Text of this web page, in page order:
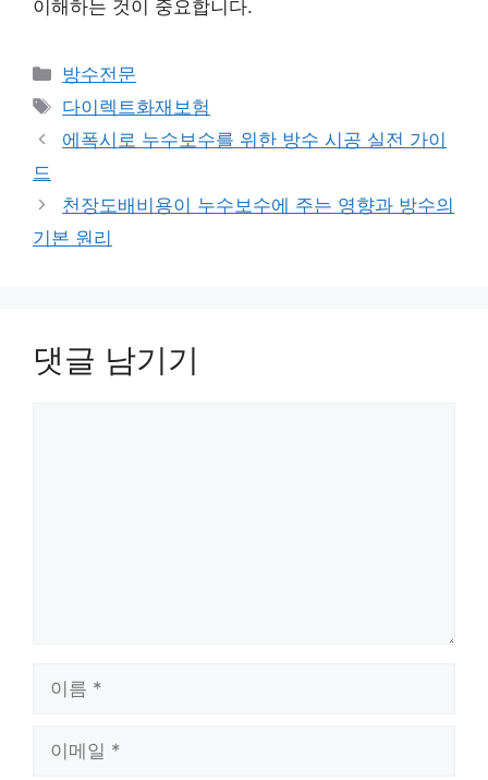
이해하는 것이 중요합니다.
카
테
고
리
방수전문
태
그
다이렉트화재보험
에폭시로 누수보수를 위한 방수 시공 실전 가이
드
천장도배비용이 누수보수에 주는 영향과 방수의
기본 원리
댓글 남기기